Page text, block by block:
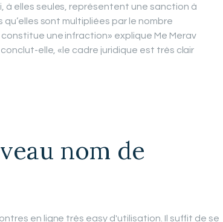
à elles seules, représentent une sanction à
sont multipliées par le nombre
une infraction» explique Me Merav
elle, «le cadre juridique est très clair
nom de
en ligne très easy d'utilisation. Il suffit de se